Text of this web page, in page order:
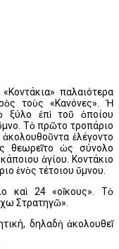
παλαιότερα
τοὺς «Κανόνες». Ἡ
ξύλο ἐπὶ τοῦ ὁποίου
Τὸ πρῶτο τροπάριο
ἀκολουθοῦντα ἐλέγοντο
θεωρεῖτο ὡς σύνολο
ἁγίου. Κοντάκιο
ἑνὸς τέτοιου ὕμνου.
καὶ 24 «οἴκους». Τὸ
Στρατηγῶ».
δηλαδὴ ἀκολουθεῖ